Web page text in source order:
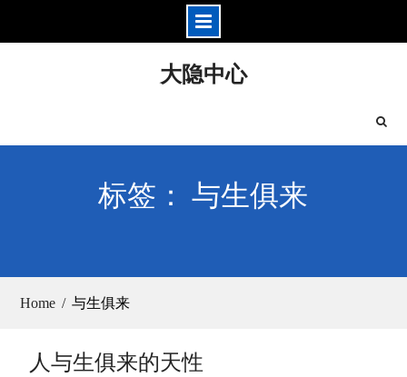
大隐中心
标签： 与生俱来
Home 与生俱来
人与生俱来的天性